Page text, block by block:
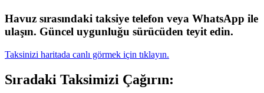
Havuz sırasındaki taksiye telefon veya WhatsApp ile
ulaşın. Güncel uygunluğu sürücüden teyit edin.
Taksinizi haritada canlı görmek için tıklayın.
Sıradaki Taksimizi Çağırın: